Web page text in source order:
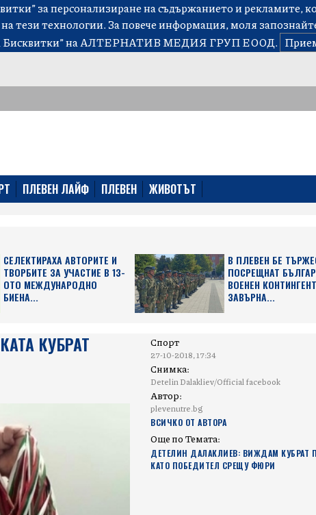
за персонализиране на съдържанието и рекламите,
тези технологии. За повече информация, моля
на АЛТЕРНАТИВ МЕДИЯ ГРУП ЕООД.
ПЛЕВЕН ЛАЙФ ПЛЕВЕН ЖИВОТЪТ
СЕЛЕКТИРАХА АВТОРИТЕ И
ТВОРБИТЕ ЗА УЧАСТИЕ В 13-
ОТО МЕЖДУНАРОДНО
БИЕНА...
В ПЛЕВЕН БЕ
ПОСРЕЩНАТ
ВОЕНЕН
ЗАВЪРНА...
КУБРАТ
Спорт
27-10-2018, 17:34
Снимка:
Detelin Dalakliev/Official facebook
Автор:
plevenutre.bg
ВСИЧКО ОТ АВТОРА
Още по Темата:
ДЕТЕЛИН ДАЛАКЛИЕВ: ВИЖДАМ КУБРАТ
КАТО ПОБЕДИТЕЛ СРЕЩУ ФЮРИ